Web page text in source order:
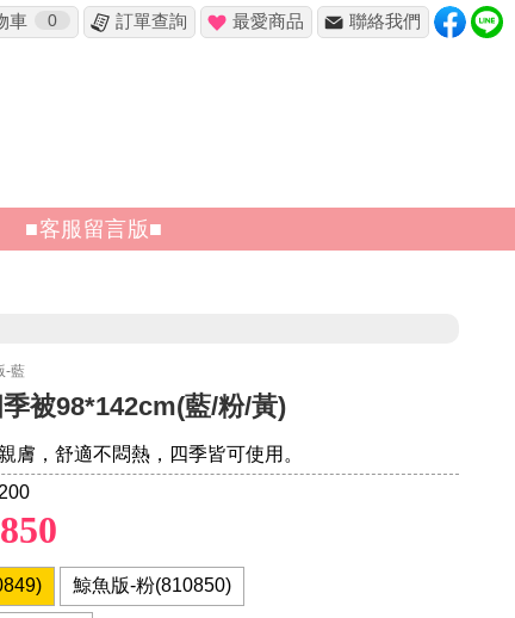
車 0 訂單查詢 最愛商品 聯絡我們
■客服留言版■
✖
-藍
被98*142cm(藍/粉/黃)
膚，舒適不悶熱，四季皆可使用。
鯨魚版-粉(810850)